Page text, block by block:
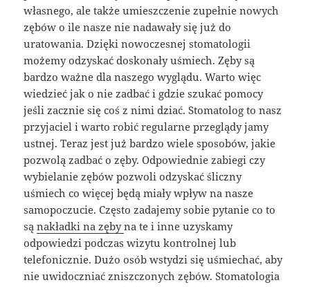
własnego, ale także umieszczenie zupełnie nowych
zębów o ile nasze nie nadawały się już do
uratowania. Dzięki nowoczesnej stomatologii
możemy odzyskać doskonały uśmiech. Zęby są
bardzo ważne dla naszego wyglądu. Warto więc
wiedzieć jak o nie zadbać i gdzie szukać pomocy
jeśli zacznie się coś z nimi dziać. Stomatolog to nasz
przyjaciel i warto robić regularne przeglądy jamy
ustnej. Teraz jest już bardzo wiele sposobów, jakie
pozwolą zadbać o zęby. Odpowiednie zabiegi czy
wybielanie zębów pozwoli odzyskać śliczny
uśmiech co więcej będą miały wpływ na nasze
samopoczucie. Często zadajemy sobie pytanie co to
sąnakładki na zębyna te i inne uzyskamy
odpowiedzi podczas wizytu kontrolnej lub
telefonicznie. Dużo osób wstydzi się uśmiechać, aby
nie uwidoczniać zniszczonych zębów. Stomatologia